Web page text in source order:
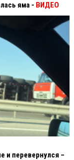
яма - ВИДЕО
и перевернулся –